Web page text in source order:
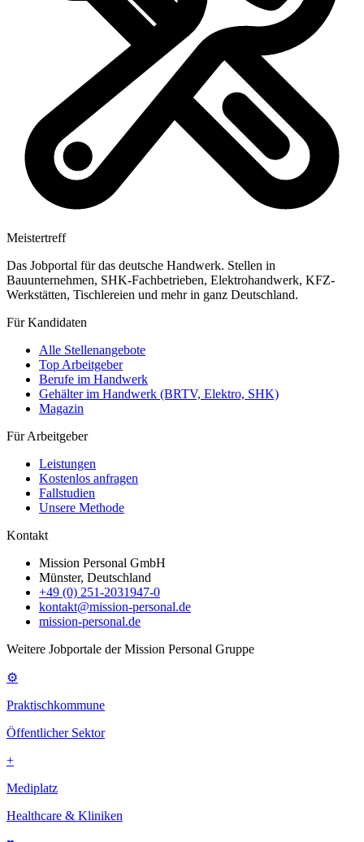
Meistertreff
Das Jobportal für das deutsche Handwerk. Stellen in
Bauunternehmen, SHK-Fachbetrieben, Elektrohandwerk, KFZ-
Werkstätten, Tischlereien und mehr in ganz Deutschland.
Für Kandidaten
Alle Stellenangebote
Top Arbeitgeber
Berufe im Handwerk
Gehälter im Handwerk (BRTV, Elektro, SHK)
Magazin
Für Arbeitgeber
Leistungen
Kostenlos anfragen
Fallstudien
Unsere Methode
Kontakt
Mission Personal GmbH
Münster, Deutschland
+49 (0) 251-2031947-0
kontakt@mission-personal.de
mission-personal.de
Weitere Jobportale der Mission Personal Gruppe
⚙
Praktischkommune
Öffentlicher Sektor
+
Mediplatz
Healthcare & Kliniken